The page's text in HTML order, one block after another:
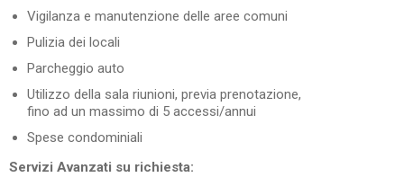
Vigilanza e manutenzione delle aree comuni
Pulizia dei locali
Parcheggio auto
Utilizzo della sala riunioni, previa prenotazione,
fino ad un massimo di 5 accessi/annui
Spese condominiali
Servizi Avanzati su richiesta: